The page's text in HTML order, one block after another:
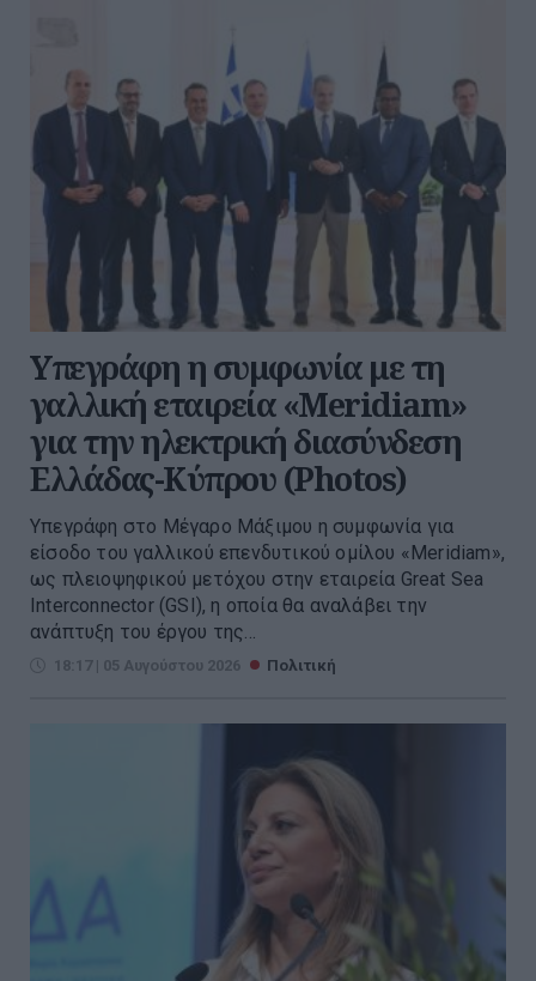
Υπεγράφη η συμφωνία με τη
γαλλική εταιρεία «Meridiam»
για την ηλεκτρική διασύνδεση
Ελλάδας-Κύπρου (Photos)
Υπεγράφη στο Μέγαρο Μάξιμου η συμφωνία για
είσοδο του γαλλικού επενδυτικού ομίλου «Meridiam»,
ως πλειοψηφικού μετόχου στην εταιρεία Great Sea
Interconnector (GSI), η οποία θα αναλάβει την
ανάπτυξη του έργου της...
18:17 | 05 Αυγούστου 2026 Πολιτική